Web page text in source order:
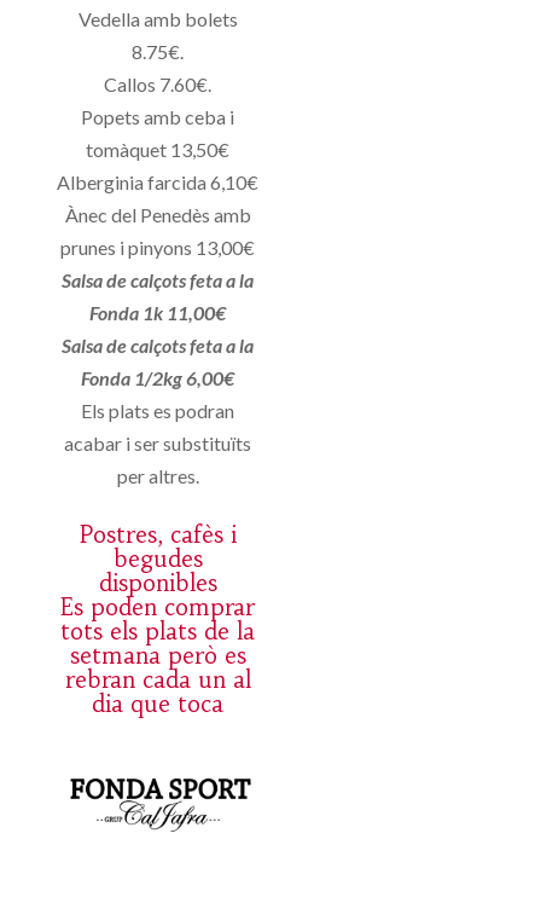
Vedella amb bolets
8.75€.
Callos 7.60€.
Popets amb ceba i
tomàquet 13,50€
Alberginia farcida 6,10€
Ànec del Penedès amb
prunes i pinyons 13,00€
Salsa de calçots feta a la
Fonda 1k 11,00€
Salsa de calçots feta a la
Fonda 1/2kg 6,00€
Els plats es podran
acabar i ser substituïts
per altres.
Postres, cafès i
begudes
disponibles
Es poden comprar
tots els plats de la
setmana però es
rebran cada un al
dia que toca